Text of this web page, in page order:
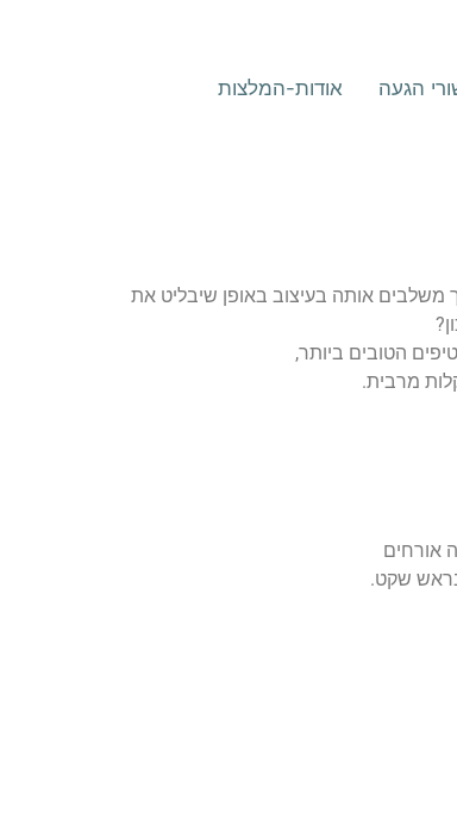
הגעה
אודות-המלצות
אותה בעיצוב באופן שיבליט את
הטובים ביותר,
מרבית.
אורחים
בראש שקט.